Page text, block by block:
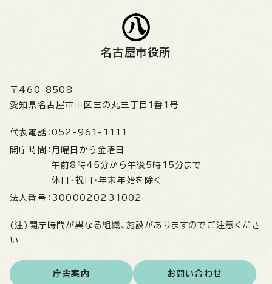
名古屋市役所
〒460-8508
愛知県名古屋市中区三の丸三丁目1番1号
代表電話： 052-961-1111
開庁時間： 月曜日から金曜日
午前8時45分から午後5時15分まで
休日・祝日・年末年始を除く
法人番号： 3000020231002
(注)開庁時間が異なる組織、施設がありますのでご注意くださ
い
庁舎案内 お問い合わせ